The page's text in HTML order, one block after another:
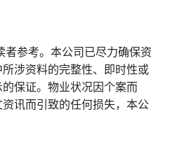
者参考。本公司已尽力确保资
涉资料的完整性、即时性或
保证。物业状况因个案而
讯而引致的任何损失，本公